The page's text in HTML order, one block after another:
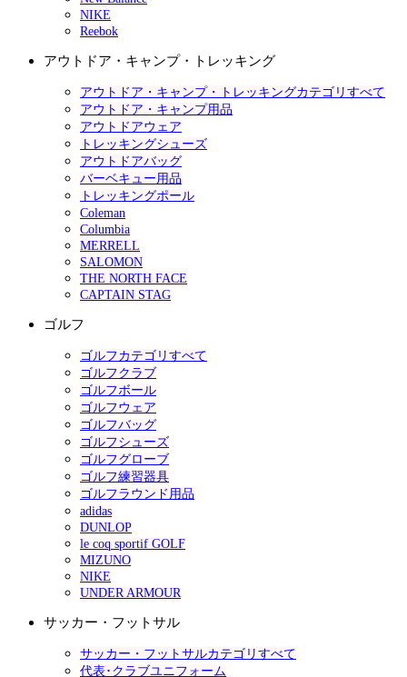
NIKE
Reebok
アウトドア・キャンプ・トレッキング
アウトドア・キャンプ・トレッキングカテゴリすべて
アウトドア・キャンプ用品
アウトドアウェア
トレッキングシューズ
アウトドアバッグ
バーベキュー用品
トレッキングポール
Coleman
Columbia
MERRELL
SALOMON
THE NORTH FACE
CAPTAIN STAG
ゴルフ
ゴルフカテゴリすべて
ゴルフクラブ
ゴルフボール
ゴルフウェア
ゴルフバッグ
ゴルフシューズ
ゴルフグローブ
ゴルフ練習器具
ゴルフラウンド用品
adidas
DUNLOP
le coq sportif GOLF
MIZUNO
NIKE
UNDER ARMOUR
サッカー・フットサル
サッカー・フットサルカテゴリすべて
代表･クラブユニフォーム